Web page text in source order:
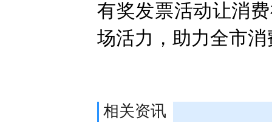
有奖发票活动让消
场活力，助力全市
相关资讯